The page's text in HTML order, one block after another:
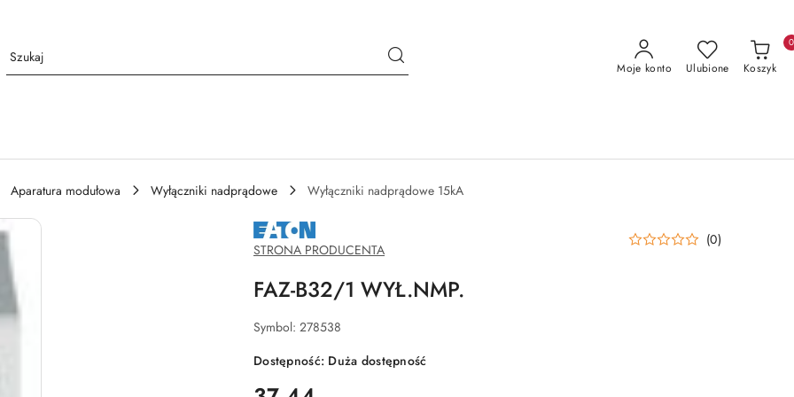
Moje konto Ulubione Koszyk
0
Aparatura modułowa Wyłączniki nadprądowe
Wyłączniki nadprądowe 15kA
NAZWA
PRODUCENTA:
EATON
STRONA PRODUCENTA
(0)
FAZ-B32/1 WYŁ.NMP.
Symbol: 278538
Dostępność: Duża dostępność